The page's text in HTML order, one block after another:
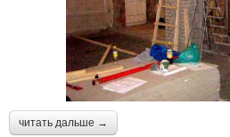
читать дальше →